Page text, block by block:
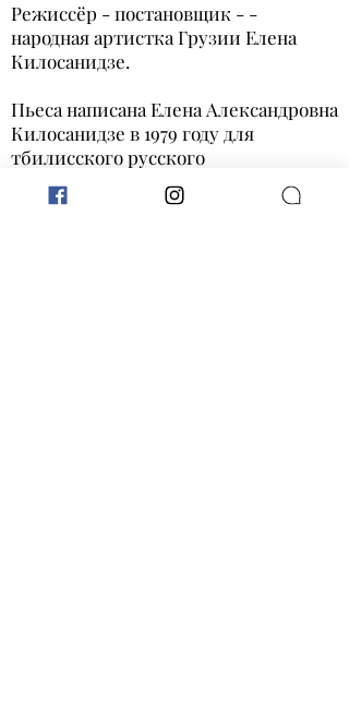
Режиссёр - постановщик - -
народная артистка Грузии Елена
Килосанидзе.
Пьеса написана Елена Александровна
Килосанидзе в 1979 году для
тбилисского русского
драматического​ театра им.
А.С.Грибоедова.